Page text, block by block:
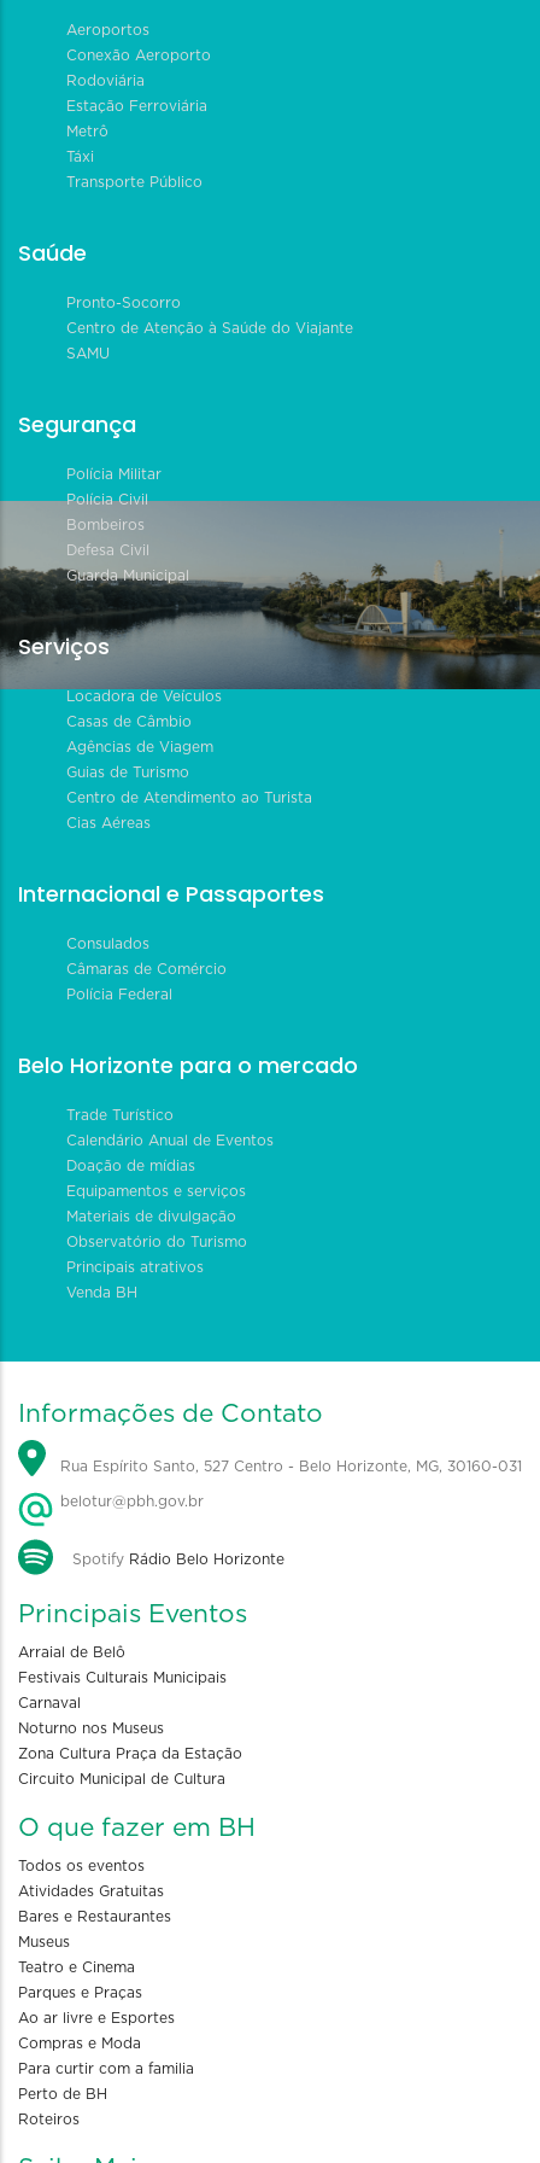
Aeroportos
Conexão Aeroporto
Rodoviária
Estação Ferroviária
Metrô
Táxi
Transporte Público
Saúde
Pronto-Socorro
Centro de Atenção à Saúde do Viajante
SAMU
Segurança
Polícia Militar
Polícia Civil
Bombeiros
Defesa Civil
Guarda Municipal
Serviços
Locadora de Veículos
Casas de Câmbio
Agências de Viagem
Guias de Turismo
Centro de Atendimento ao Turista
Cias Aéreas
Internacional e Passaportes
Consulados
Câmaras de Comércio
Polícia Federal
Belo Horizonte para o mercado
Trade Turístico
Calendário Anual de Eventos
Doação de mídias
Equipamentos e serviços
Materiais de divulgação
Observatório do Turismo
Principais atrativos
Venda BH
Informações de Contato
Rua Espírito Santo, 527 Centro - Belo Horizonte, MG, 30160-031
belotur@pbh.gov.br
Spotify Rádio Belo Horizonte
Principais Eventos
Arraial de Belô
Festivais Culturais Municipais
Carnaval
Noturno nos Museus
Zona Cultura Praça da Estação
Circuito Municipal de Cultura
O que fazer em BH
Todos os eventos
Atividades Gratuitas
Bares e Restaurantes
Museus
Teatro e Cinema
Parques e Praças
Ao ar livre e Esportes
Compras e Moda
Para curtir com a familia
Perto de BH
Roteiros